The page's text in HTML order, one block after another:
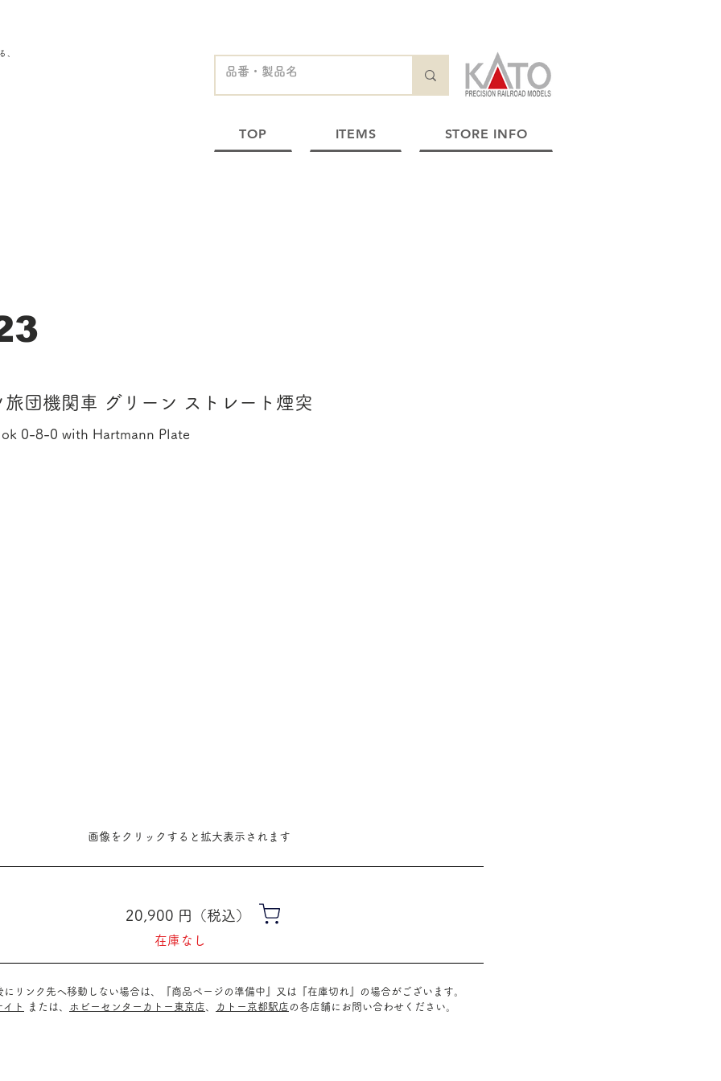
、
TOP ITEMS STORE INFO
0-8-0 with Hartmann Plate
旅団機関車 グリーン ストレート煙突
​画像をクリックすると拡大表示されます
在庫なし
20,900 ​円（税込）
リンク先へ移動しない場合は、『商品ページの準備中』又は『在庫切れ』の場合がございます。
ト または、 ホビーセンターカトー東京店 カトー京都駅店の 各店舗に お問い合わせください。